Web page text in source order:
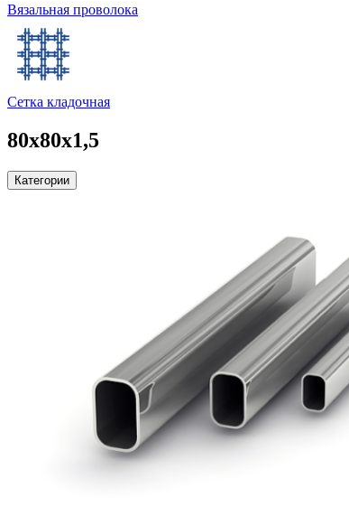
Вязальная проволока
Сетка кладочная
80х80х1,5
Категории